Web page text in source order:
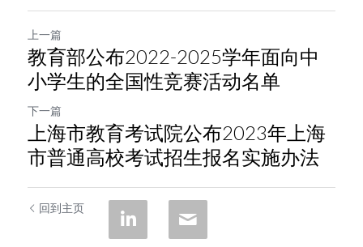
上一篇
教育部公布2022-2025学年面向中
小学生的全国性竞赛活动名单
下一篇
上海市教育考试院公布2023年上海
市普通高校考试招生报名实施办法
回到主页